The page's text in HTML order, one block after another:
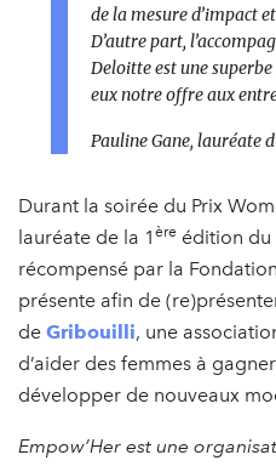
de la mesure d’impact
D’autre part,
Deloitte est une
eux notre offre aux
Pauline Gane, lauréate
Durant la soirée du Prix
lauréate de la 1 ère édition du
récompensé par la
présente afin de
de Gribouilli, une
d’aider des femmes à
développer de nouveaux
Empow’Her est une